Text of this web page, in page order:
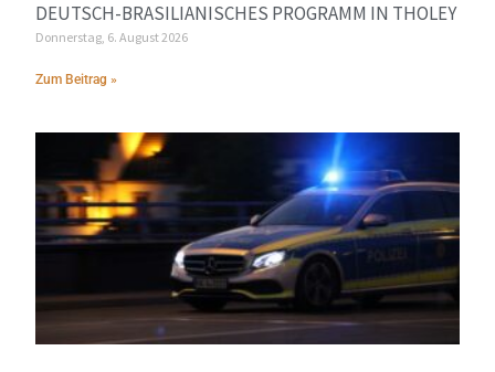
DEUTSCH-BRASILIANISCHES PROGRAMM IN THOLEY
Donnerstag, 6. August 2026
Zum Beitrag »